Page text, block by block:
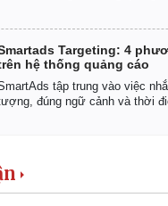
Targeting: 4
hệ thống quảng cáo
tập trung vào việc
đúng ngữ cảnh và thời